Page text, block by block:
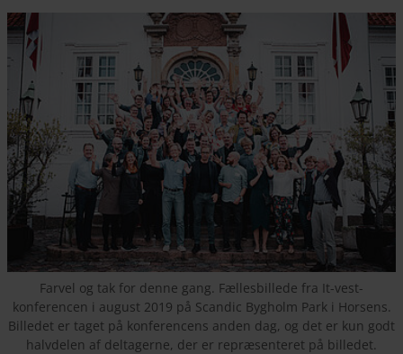
Farvel og tak for denne gang. Fællesbillede fra It-vest-
konferencen i august 2019 på Scandic Bygholm Park i Horsens.
Billedet er taget på konferencens anden dag, og det er kun godt
halvdelen af deltagerne, der er repræsenteret på billedet.